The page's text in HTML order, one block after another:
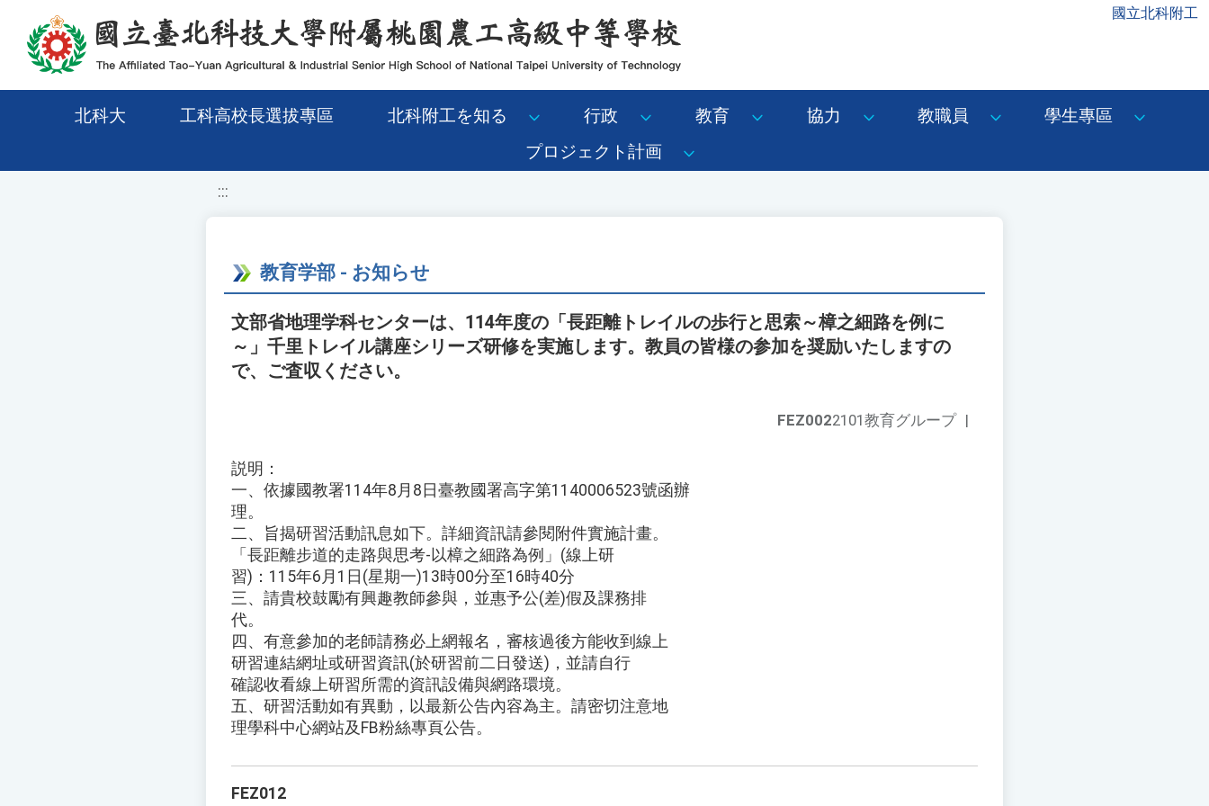
移至網頁之主要內容區位置 國立北科附工
北科大 工科高校長選拔專區 北科附工を知る 行政 教育 協力 教職員
學生專區
プロジェクト計画
:::
教育学部 - お知らせ
文部省地理学科センターは、114年度の「長距離トレイルの歩行と思索～樟之細路を例に
～」千里トレイル講座シリーズ研修を実施します。教員の皆様の参加を奨励いたしますの
で、ご査収ください。
FEZ0022101教育グループ |
説明：
一、依據國教署114年8月8日臺教國署高字第1140006523號函辦
理。
二、旨揭研習活動訊息如下。詳細資訊請參閱附件實施計畫。
「長距離步道的走路與思考-以樟之細路為例」(線上研
習)：115年6月1日(星期一)13時00分至16時40分
三、請貴校鼓勵有興趣教師參與，並惠予公(差)假及課務排
代。
四、有意參加的老師請務必上網報名，審核過後方能收到線上
研習連結網址或研習資訊(於研習前二日發送)，並請自行
確認收看線上研習所需的資訊設備與網路環境。
五、研習活動如有異動，以最新公告內容為主。請密切注意地
理學科中心網站及FB粉絲專頁公告。
FEZ012